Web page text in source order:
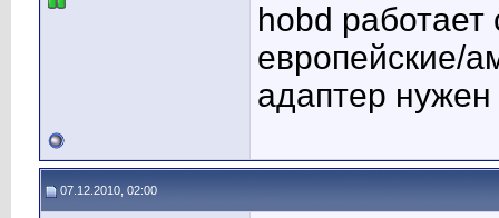
hobd
европейские/
адаптер
07.12.2010, 02:00